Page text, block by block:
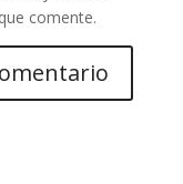
comente.